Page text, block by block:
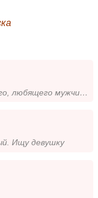
Ищу заботливого, доброго, любящего мужчину, проживающего в городе Саров. Дети живут отдельно.
Ищу девушку